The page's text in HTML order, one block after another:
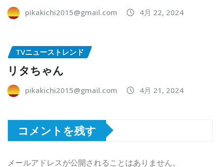
pikakichi2015@gmail.com 4月 22, 2024
TVニューストレンド
リタちゃん
pikakichi2015@gmail.com 4月 21, 2024
コメントを残す
メールアドレスが公開されることはありません。